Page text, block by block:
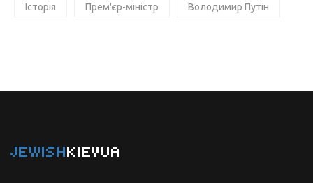
Історія Прем'єр-міністр Володимир Путін
JEWISHKIEVUA